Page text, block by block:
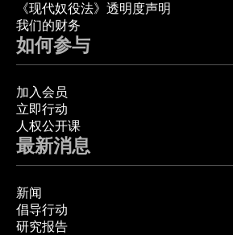
《现代奴役法》透明度声明
我们的财务
如何参与
加入会员
立即行动
人权公开课
最新消息
新闻
倡导行动
研究报告